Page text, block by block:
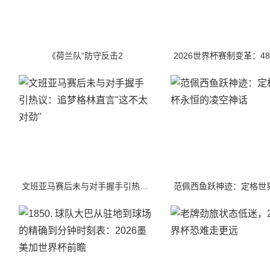
《荷兰队“防守反击2
文班亚马赛后未与对手握手引热议：追梦格林直言"这不太对劲"